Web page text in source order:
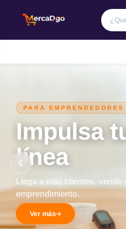
PARA EMPRENDEDORES
Impulsa
línea
Llega a más clientes,
emprendimiento.
Ver más